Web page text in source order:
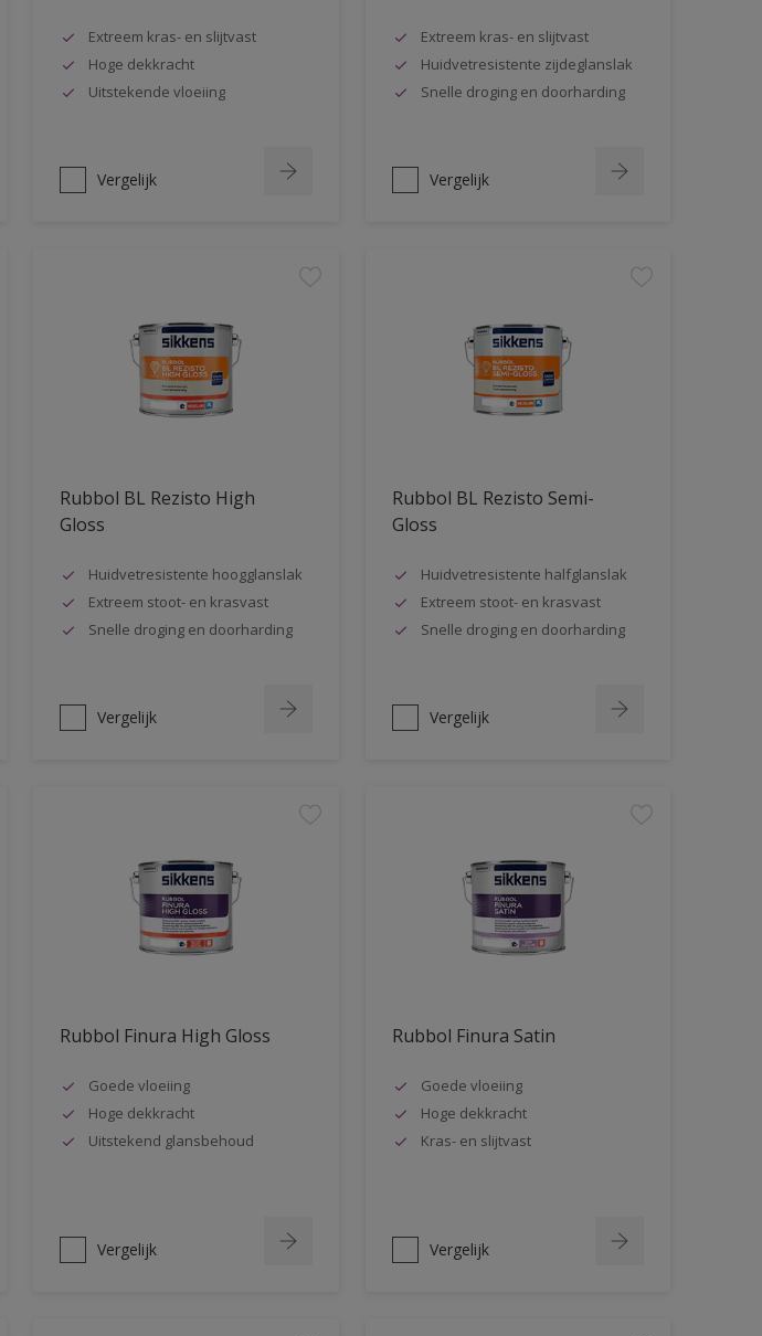
Extreem kras- en slijtvast
Hoge dekkracht
Uitstekende vloeiing
Vergelijk
Extreem kras- en slijtvast
Huidvetresistente zijdeglanslak
Snelle droging en doorharding
Vergelijk
Rubbol BL Rezisto High
Gloss
Huidvetresistente hoogglanslak
Extreem stoot- en krasvast
Snelle droging en doorharding
Vergelijk
Rubbol BL Rezisto Semi-
Gloss
Huidvetresistente halfglanslak
Extreem stoot- en krasvast
Snelle droging en doorharding
Vergelijk
Rubbol Finura High Gloss
Goede vloeiing
Hoge dekkracht
Uitstekend glansbehoud
Vergelijk
Rubbol Finura Satin
Goede vloeiing
Hoge dekkracht
Kras- en slijtvast
Vergelijk